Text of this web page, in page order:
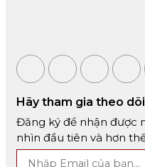
Hãy tham gia theo
Đăng ký để nhận được
nhìn đầu tiên và hơn